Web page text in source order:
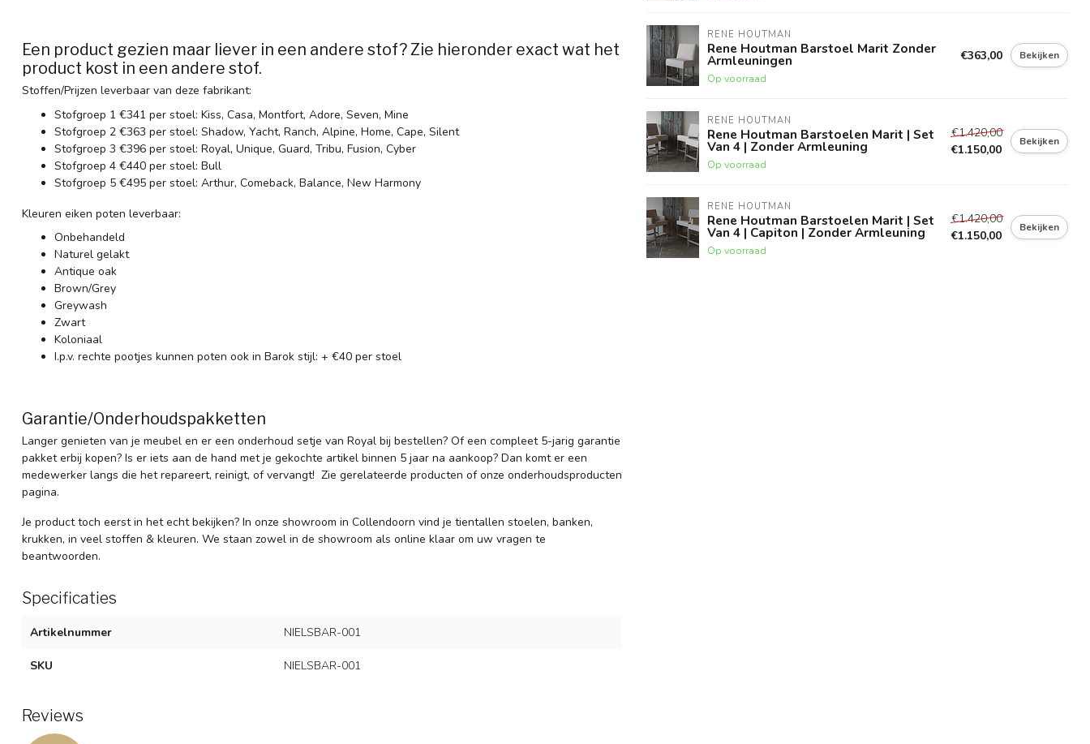
Een product gezien maar liever in een andere stof? Zie hieronder exact wat het
product kost in een andere stof.
Stoffen/Prijzen leverbaar van deze fabrikant:
Stofgroep 1 €341 per stoel: Kiss, Casa, Montfort, Adore, Seven, Mine
Stofgroep 2 €363 per stoel: Shadow, Yacht, Ranch, Alpine, Home, Cape, Silent
Stofgroep 3 €396 per stoel: Royal, Unique, Guard, Tribu, Fusion, Cyber
Stofgroep 4 €440 per stoel: Bull
Stofgroep 5 €495 per stoel: Arthur, Comeback, Balance, New Harmony
Kleuren eiken poten leverbaar:
Onbehandeld
Naturel gelakt
Antique oak
Brown/Grey
Greywash
Zwart
Koloniaal
I.p.v. rechte pootjes kunnen poten ook in Barok stijl: + €40 per stoel
Garantie/Onderhoudspakketten
Langer genieten van je meubel en er een onderhoud setje van Royal bij bestellen? Of een compleet 5-jarig garantie
pakketerbij kopen? Is er iets aan de hand met je gekochte artikel binnen 5 jaar na aankoop? Dan komt er een
medewerker langs die het repareert, reinigt, of vervangt! Zie gerelateerde producten of onze onderhoudsproducten
pagina.
Je product toch eerst in het echt bekijken? In onze showroom in Collendoorn vind je tientallen stoelen, banken,
krukken, in veel stoffen & kleuren. We staan zowel in de showroom als online klaar om uw vragen te
beantwoorden.
Specificaties
Artikelnummer NIELSBAR-001
SKU NIELSBAR-001
Reviews
RENE HOUTMAN
Rene Houtman Barstoel Marit Zonder
Armleuningen
Op voorraad
€363,00 Bekijken
RENE HOUTMAN
Rene Houtman Barstoelen Marit | Set
Van 4 | Zonder Armleuning
Op voorraad
€1.420,00
€1.150,00
Bekijken
RENE HOUTMAN
Rene Houtman Barstoelen Marit | Set
Van 4 | Capiton | Zonder Armleuning
Op voorraad
€1.420,00
€1.150,00
Bekijken